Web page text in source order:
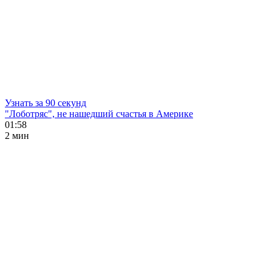
Узнать за 90 секунд
"Лоботряс", не нашедший счастья в Америке
01:58
2 мин